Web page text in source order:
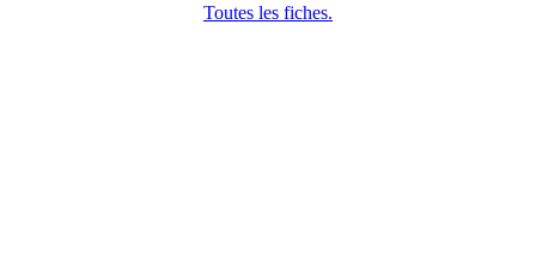
Toutes les fiches.